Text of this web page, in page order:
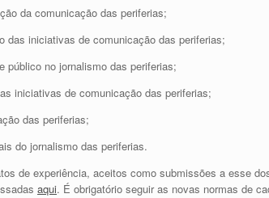
da comunicação das periferias;
das iniciativas de comunicação das periferias;
público no jornalismo das periferias;
iniciativas de comunicação das periferias;
das periferias;
do jornalismo das periferias.
de experiência, aceitos como submissões a esse
aqui. É obrigatório seguir as novas normas de